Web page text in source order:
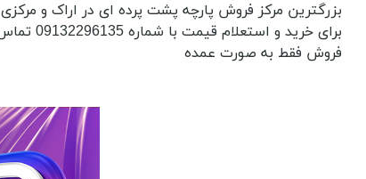
بزرگترین مرکز فروش پارچه پشت پرده ای در اراک و مرکزی
برای خرید و استعلام قیمت با شماره 09132296135 تماس حاصل فرمایید
فروش فقط به صورت عمده